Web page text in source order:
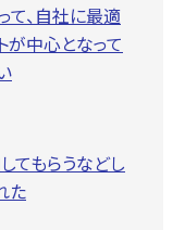
て、自社に最適
が中心となって
てもらうなどし
た